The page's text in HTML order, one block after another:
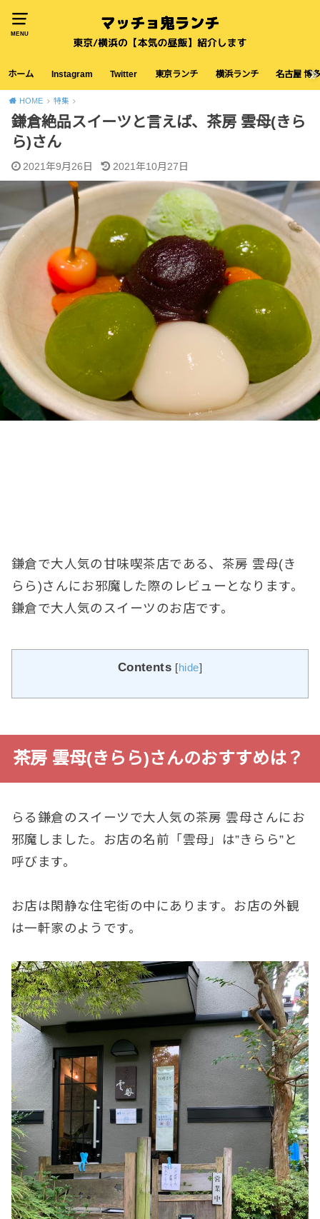
MENU
ホーム Instagram Twitter 東京ランチ 横浜ランチ 名古屋 博
HOME 特集
鎌倉絶品スイーツと言えば、茶房 雲母(きら
ら)さん
2021年9月26日 2021年10月27日
鎌倉で大人気の甘味喫茶店である、茶房 雲母(き
らら)さんにお邪魔した際のレビューとなります。
鎌倉で大人気のスイーツのお店です。
Contents [hide]
茶房 雲母(きらら)さんのおすすめは？
らる鎌倉のスイーツで大人気の茶房 雲母さんにお
邪魔しました。お店の名前「雲母」は”きらら”と
呼びます。
お店は閑静な住宅街の中にあります。お店の外観
は一軒家のようです。